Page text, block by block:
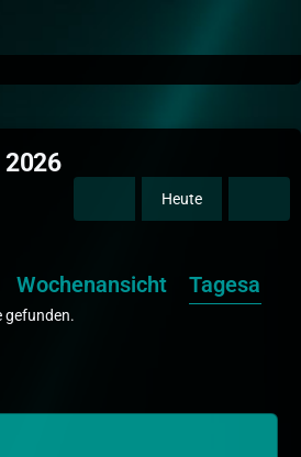
Heute
Wochenansicht
gefunden.